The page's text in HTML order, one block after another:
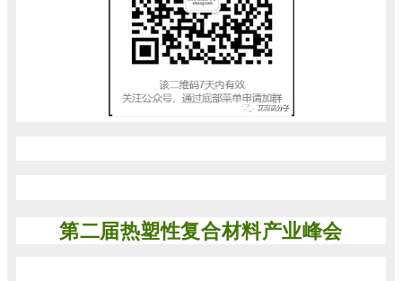
第二届热塑性复合材料产业峰会